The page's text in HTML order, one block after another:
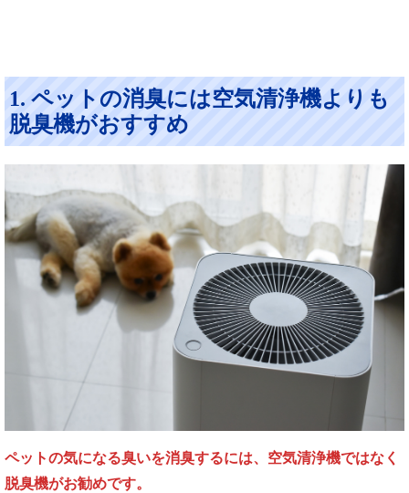
1. ペットの消臭には空気清浄機よりも
脱臭機がおすすめ
ペットの気になる臭いを消臭するには、空気清浄機ではなく
脱臭機がお勧めです。